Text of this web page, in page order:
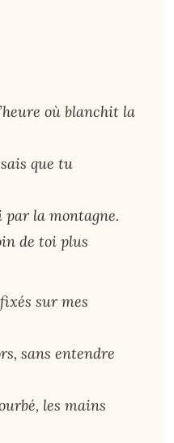
où blanchit la
que tu
par la montagne.
de toi plus
sur mes
sans entendre
les mains